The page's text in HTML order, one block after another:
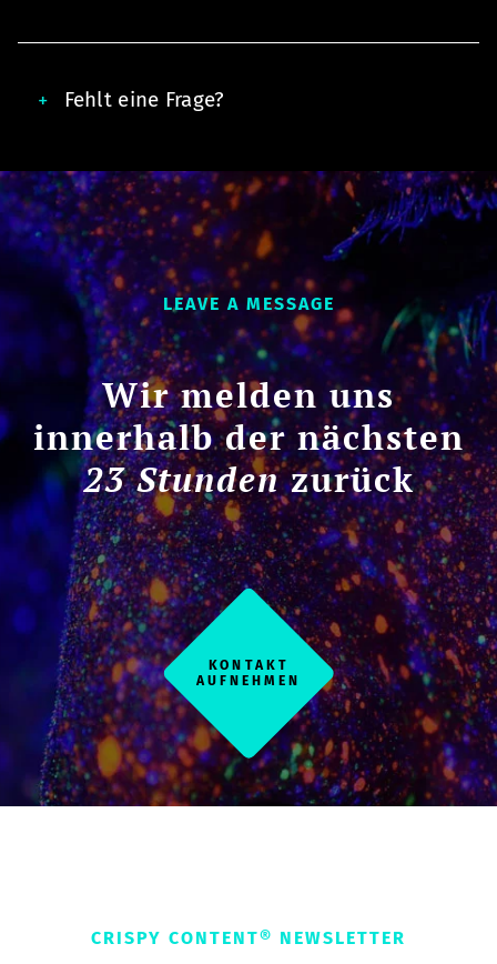
Fehlt eine Frage?
LEAVE A MESSAGE
Wir melden uns
innerhalb der nächsten
23 Stundenzurück
KONTAKT
AUFNEHMEN
CRISPY CONTENT® NEWSLETTER